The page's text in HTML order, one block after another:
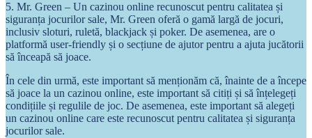
5. Mr. Green – Un cazinou online recunoscut pentru calitatea și
siguranța jocurilor sale, Mr. Green oferă o gamă largă de jocuri,
inclusiv sloturi, ruletă, blackjack și poker. De asemenea, are o
platformă user-friendly și o secțiune de ajutor pentru a ajuta jucătorii
să înceapă să joace.
În cele din urmă, este important să menționăm că, înainte de a începe
să joace la un cazinou online, este important să citiți și să înțelegeți
condițiile și regulile de joc. De asemenea, este important să alegeți
un cazinou online care este recunoscut pentru calitatea și siguranța
jocurilor sale.